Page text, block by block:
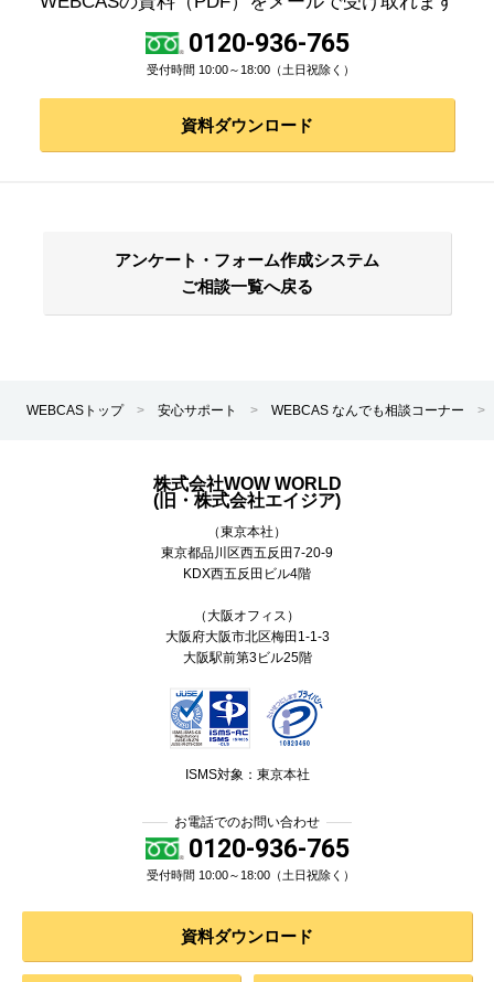
0120-936-765
受付時間 10:00～18:00（土日祝除く）
資料ダウンロード
アンケート・フォーム作成システム
ご相談一覧へ戻る
WEBCASトップ > 安心サポート > WEBCAS なんでも相談コーナー >
株式会社WOW WORLD
(旧・株式会社エイジア)
（東京本社）
東京都品川区西五反田7-20-9
KDX西五反田ビル4階
（大阪オフィス）
大阪府大阪市北区梅田1-1-3
大阪駅前第3ビル25階
ISMS対象：東京本社
お電話でのお問い合わせ
0120-936-765
受付時間 10:00～18:00（土日祝除く）
資料ダウンロード